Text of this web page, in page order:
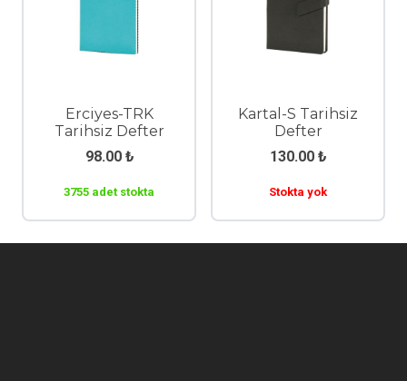
Erciyes-TRK
Tarihsiz Defter
98.00 ₺
3755 adet stokta
Kartal-S Tarihsiz
Defter
130.00 ₺
Stokta yok